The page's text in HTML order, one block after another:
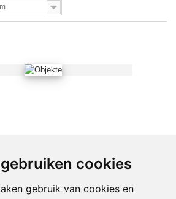
cookies
gebruik van cookies en